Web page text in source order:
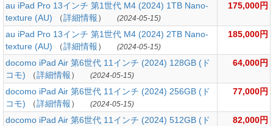
au iPad Pro 13インチ 第1世代 M4 (2024) 1TB Nano-
texture (AU)
（詳細情報） (2024-05-15)
175,000円
au iPad Pro 13インチ 第1世代 M4 (2024) 2TB Nano-
texture (AU)
（詳細情報） (2024-05-15)
185,000円
docomo iPad Air 第6世代 11インチ (2024) 128GB (ド
コモ)
（詳細情報） (2024-05-15)
64,000円
docomo iPad Air 第6世代 11インチ (2024) 256GB (ド
コモ)
（詳細情報） (2024-05-15)
77,000円
docomo iPad Air 第6世代 11インチ (2024) 512GB (ド
82,000円